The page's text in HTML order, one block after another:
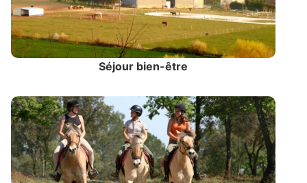
Séjour bien-être